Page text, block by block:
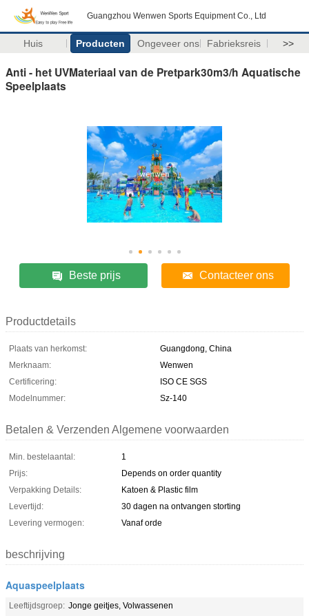
Guangzhou Wenwen Sports Equipment Co., Ltd
Huis Producten Ongeveer ons Fabrieksreis >>
Anti - het UVMateriaal van de Pretpark30m3/h Aquatische
Speelplaats
Beste prijs Contacteer ons
Productdetails
Plaats van herkomst:
Guangdong, China
Merknaam:
Wenwen
Certificering:
ISO CE SGS
Modelnummer:
Sz-140
Betalen & Verzenden Algemene voorwaarden
Min. bestelaantal:
1
Prijs:
Depends on order quantity
Verpakking Details:
Katoen & Plastic film
Levertijd:
30 dagen na ontvangen storting
Levering vermogen:
Vanaf orde
beschrijving
Aquaspeelplaats
Leeftijdsgroep: Jonge geitjes, Volwassenen